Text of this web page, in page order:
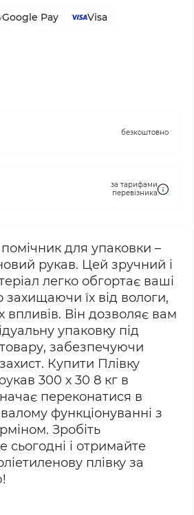
Google Pay
Visa
безкоштовно
за тарифами
перевізника
для упаковки –
рукав. Цей зручний і
легко обгортає ваші
захищаючи їх від вологи,
впливів. Він дозволяє вам
упаковку під
забезпечуючи
Купити Плівку
300 х 30 8 кг в
переконатися в
функціонуванні з
Зробіть
і отримайте
плівку за